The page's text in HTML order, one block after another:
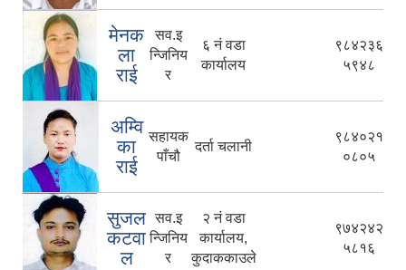
मेनक
ला
राई
सव.इ
न्जिनिय
र
६ नं वडा
कार्यालय
९८४२३६
५९४८
अम्वि
का
राई
सहायक
पाँचौ
दर्ता चलानी
९८४०२१
०८०५
सुजल
कटवा
ल
सव.इ
न्जिनिय
र
२ नं वडा
कार्यालय,
कुदाककाउले
९७४२४२
५८१६